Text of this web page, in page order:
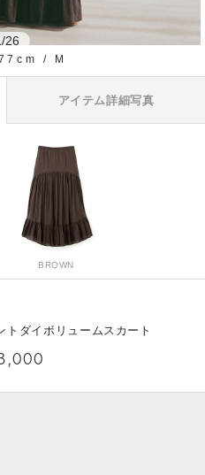
/26
/ M
アイテム詳細写真
BROWN
トダイボリュームスカート